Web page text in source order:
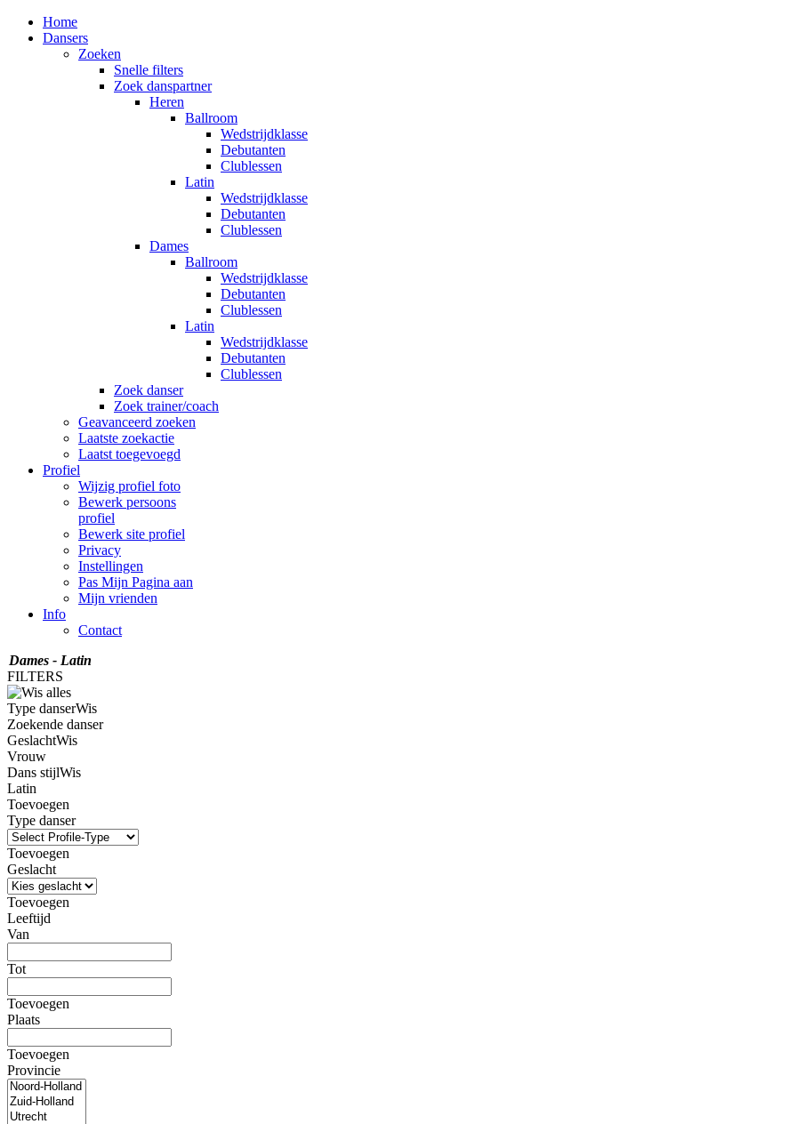
Home
Dansers
Zoeken
Snelle filters
Zoek danspartner
Heren
Ballroom
Wedstrijdklasse
Debutanten
Clublessen
Latin
Wedstrijdklasse
Debutanten
Clublessen
Dames
Ballroom
Wedstrijdklasse
Debutanten
Clublessen
Latin
Wedstrijdklasse
Debutanten
Clublessen
Zoek danser
Zoek trainer/coach
Geavanceerd zoeken
Laatste zoekactie
Laatst toegevoegd
Profiel
Wijzig profiel foto
Bewerk persoons
profiel
Bewerk site profiel
Privacy
Instellingen
Pas Mijn Pagina aan
Mijn vrienden
Info
Contact
Dames - Latin
FILTERS
Type danserWis
Zoekende danser
GeslachtWis
Vrouw
Dans stijlWis
Latin
Toevoegen
Type danser
Toevoegen
Geslacht
Toevoegen
Leeftijd
Van
Tot
Toevoegen
Plaats
Toevoegen
Provincie